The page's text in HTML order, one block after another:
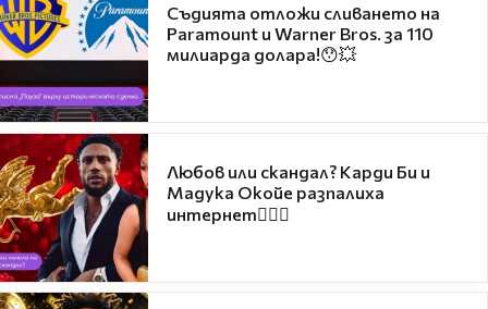
Съдията отложи сливането на
Paramount и Warner Bros. за 110
милиарда долара!😯💥
Любов или скандал? Карди Би и
Мадука Окойе разпалиха
интернет❤️‍🔥🔥